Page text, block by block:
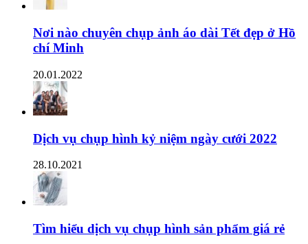
Nơi nào chuyên chụp ảnh áo dài Tết đẹp ở Hồ
chí Minh
20.01.2022
Dịch vụ chụp hình kỷ niệm ngày cưới 2022
28.10.2021
Tìm hiểu dịch vụ chụp hình sản phẩm giá rẻ